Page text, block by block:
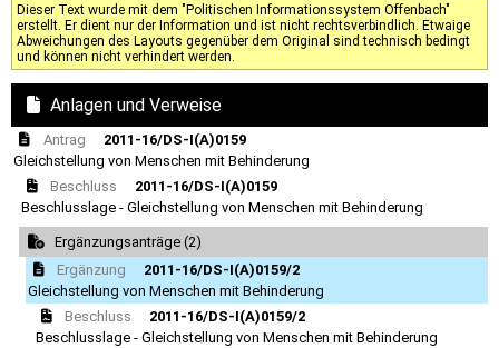
Dieser Text wurde mit dem "Politischen Informationssystem Offenbach"
erstellt. Er dient nur der Information und ist nicht rechtsverbindlich. Etwaige
Abweichungen des Layouts gegenüber dem Original sind technisch bedingt
und können nicht verhindert werden.
Anlagen und Verweise
Antrag
2011-16/DS-I(A)0159
Gleichstellung von Menschen mit Behinderung
Beschluss
2011-16/DS-I(A)0159
Beschlusslage - Gleichstellung von Menschen mit Behinderung
Ergänzungsanträge (2)
Ergänzung
2011-16/DS-I(A)0159/2
Gleichstellung von Menschen mit Behinderung
Beschluss
2011-16/DS-I(A)0159/2
Beschlusslage - Gleichstellung von Menschen mit Behinderung